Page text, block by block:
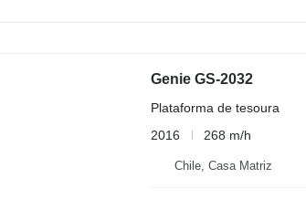
Genie GS-2032
Plataforma de tesoura
2016
268 m/h
Chile, Casa Matriz